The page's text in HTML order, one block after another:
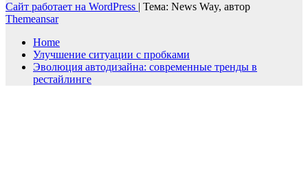
Сайт работает на WordPress | Тема: News Way, автор
Themeansar
Home
Улучшение ситуации с пробками
Эволюция автодизайна: современные тренды в
рестайлинге